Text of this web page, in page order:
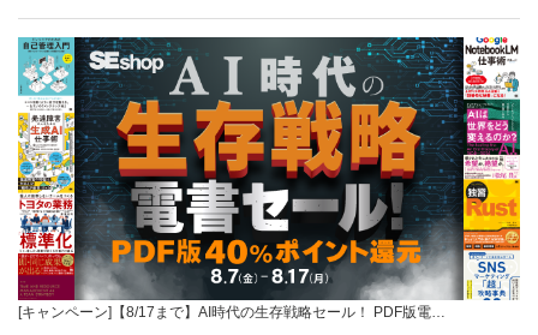
[キャンペーン]【8/17まで】AI時代の生存戦略セール！ PDF版電…